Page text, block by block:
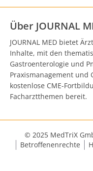
Über JOURNAL
JOURNAL MED bietet
Inhalte, mit den
Gastroenterologie und
Praxismanagement und
kostenlose CME-
Facharztthemen bereit.
© 2025 MedTriX
Betroffenenrechte